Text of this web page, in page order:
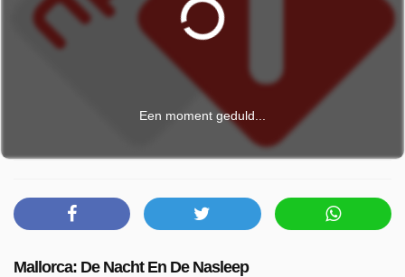
Een moment geduld...
Mallorca: De Nacht En De Nasleep